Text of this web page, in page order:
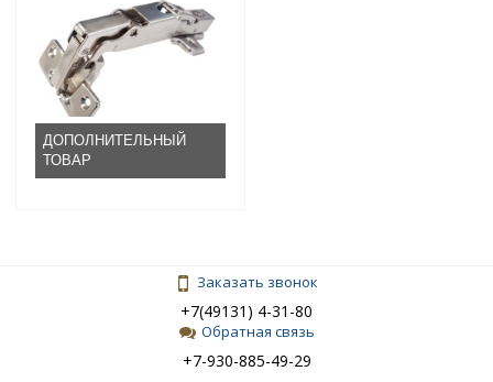
ДОПОЛНИТЕЛЬНЫЙ
ТОВАР
Заказать звонок
+7(49131) 4-31-80
Обратная связь
+7-930-885-49-29